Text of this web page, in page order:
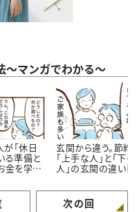
～マンガでわかる～
「休日
る準備と
金を学
玄関から違う。節約
「上手な人」と「下
人」の玄関の違い【
次の回